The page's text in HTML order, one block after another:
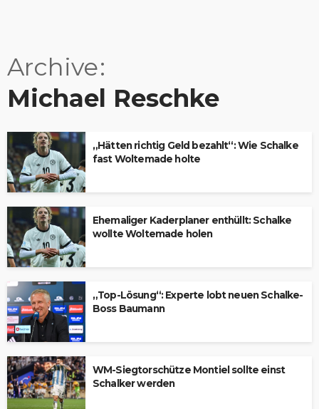
Archive
Michael Reschke
„Hätten richtig Geld bezahlt“: Wie Schalke
fast Woltemade holte
Ehemaliger Kaderplaner enthüllt: Schalke
wollte Woltemade holen
„Top-Lösung“: Experte lobt neuen Schalke-
Boss Baumann
WM-Siegtorschütze Montiel sollte einst
Schalker werden